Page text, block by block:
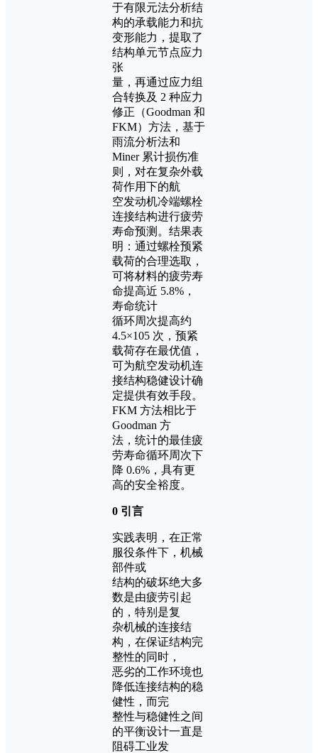
于有限元法分析结
构的承载能力和抗
变形能力，提取了
结构单元节点应力
张
量，再通过应力组
合转换及 2 种应力
修正（Goodman 和
FKM）方法，基于
雨流分析法和
Miner 累计损伤准
则，对在复杂外载
荷作用下的航
空发动机冷端螺栓
连接结构进行疲劳
寿命预测。结果表
明：通过螺栓预紧
载荷的合理选取，
可将材料的疲劳寿
命提高近 5.8%，
寿命统计
循环周次提高约
4.5×105 次，预紧
载荷存在最优值，
可为航空发动机连
接结构稳健设计确
定提供有效手段。
FKM 方法相比于
Goodman 方
法，统计的最佳疲
劳寿命循环周次下
降 0.6%，具有更
高的安全裕度。
0 引言
实践表明，在正常
服役条件下，机械
部件或
结构的破坏绝大多
数是由疲劳引起
的，特别是复
杂机械的连接结
构，在保证结构完
整性的同时，
恶劣的工作环境也
降低连接结构的稳
健性，而完
整性与稳健性之间
的平衡设计一直是
阻碍工业发